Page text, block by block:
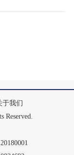
于我们
Reserved.